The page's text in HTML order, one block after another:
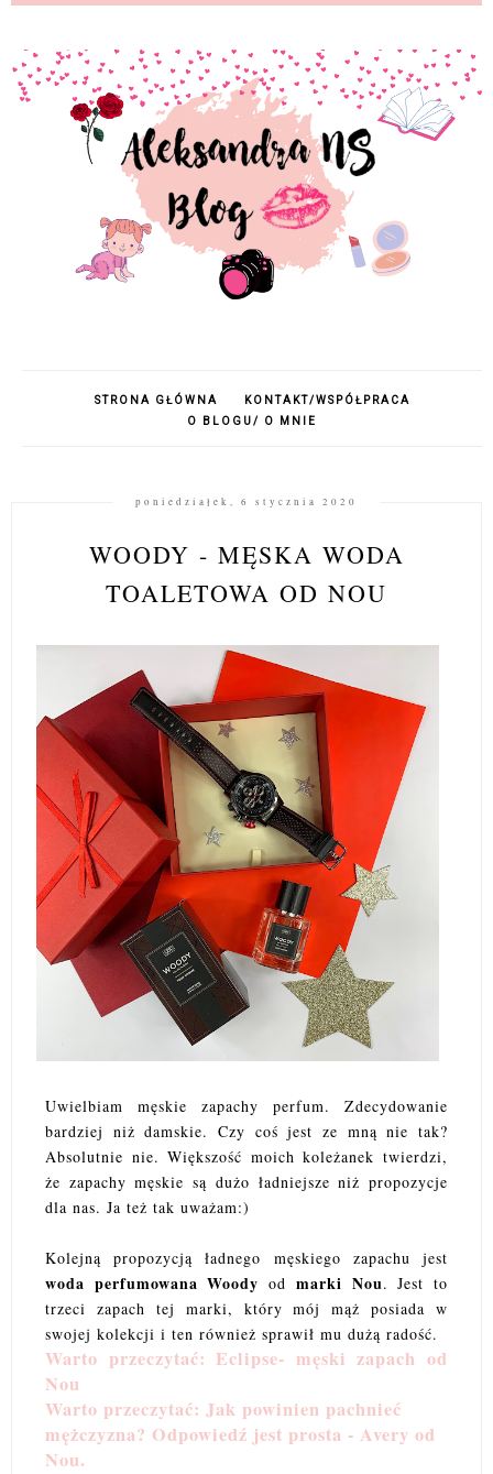
STRONA GŁÓWNA
KONTAKT/WSPÓŁPRACA
O BLOGU/ O MNIE
poniedziałek, 6 stycznia 2020
WOODY - MĘSKA WODA
TOALETOWA OD NOU
Uwielbiam męskie zapachy perfum. Zdecydowanie
bardziej niż damskie. Czy coś jest ze mną nie tak?
Absolutnie nie. Większość moich koleżanek twierdzi,
że zapachy męskie są dużo ładniejsze niż propozycje
dla nas. Ja też tak uważam:)
Kolejną propozycją ładnego męskiego zapachu jest
woda perfumowana Woody od marki Nou. Jest to
trzeci zapach tej marki, który mój mąż posiada w
swojej kolekcji i ten również sprawił mu dużą radość.
Warto przeczytać: Eclipse- męski zapach od
Nou
Warto przeczytać: Jak powinien pachnieć
mężczyzna? Odpowiedź jest prosta - Avery od
Nou.